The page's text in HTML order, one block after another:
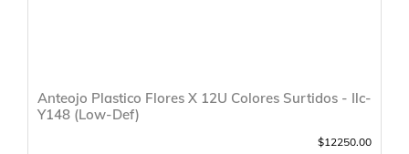
Anteojo Plastico Flores X 12U Colores Surtidos - Ilc-
Y148 (Low-Def)
$12250.00